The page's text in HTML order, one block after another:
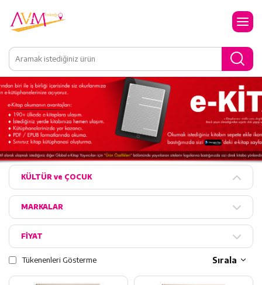
KÜLTÜR ve ÇOCUK
MARKALAR
FİYAT
Tükenenleri Gösterme Sırala